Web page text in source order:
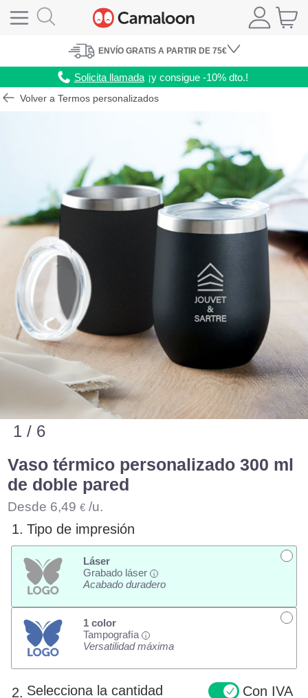
ENVÍO GRATIS A PARTIR DE 75€
Solicita llamada ¡y consigue -10% dto.!
Volver a Termos personalizados
1 / 6
Vaso térmico personalizado 300 ml
de doble pared
Desde 6,49 € /u.
1. Tipo de impresión
Láser
Grabado láser
i
Acabado duradero
1 color
Tampografía
i
Versatilidad máxima
2. Selecciona la cantidad Con IVA